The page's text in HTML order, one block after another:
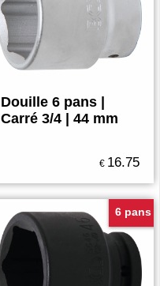
Douille 6 pans |
Carré 3/4 | 44 mm
€ 16.75
6 pans